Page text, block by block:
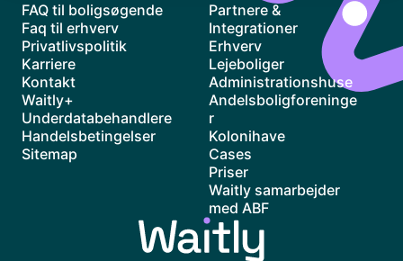
FAQ til boligsøgende
Faq til erhverv
Privatlivspolitik
Karriere
Kontakt
Waitly+
Underdatabehandlere
Handelsbetingelser
Sitemap
Partnere &
Integrationer
Erhverv
Lejeboliger
Administrationshuse
Andelsboligforeninge
r
Kolonihave
Cases
Priser
Waitly samarbejder
med ABF